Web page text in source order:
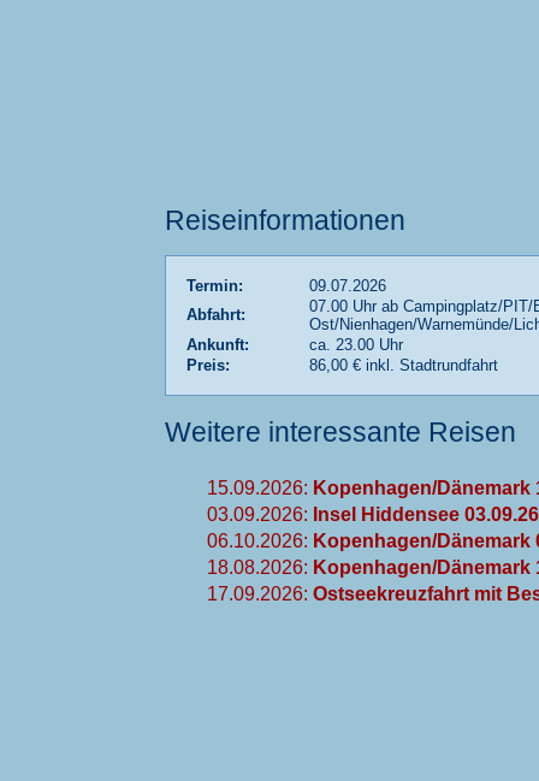
Reiseinformationen
Termin:
09.07.2026
Abfahrt:
07.00 Uhr ab Campingplatz/PIT/
Ost/Nienhagen/Warnemünde/
Ankunft:
ca. 23.00 Uhr
Preis:
86,00 € inkl. Stadtrundfahrt
Weitere interessante Reisen
15.09.2026: Kopenhagen/Dänemark
03.09.2026: Insel Hiddensee 03.09.26
06.10.2026: Kopenhagen/Dänemark
18.08.2026: Kopenhagen/Dänemark
17.09.2026: Ostseekreuzfahrt mit